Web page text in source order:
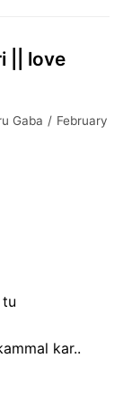
|| love
Gaba
February
kar..